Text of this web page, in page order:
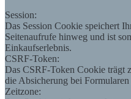
Session:
Das Session Cookie speichert
Seitenaufrufe hinweg und ist
Einkaufserlebnis.
CSRF-Token:
Das CSRF-Token Cookie trägt
die Absicherung bei
Zeitzone: